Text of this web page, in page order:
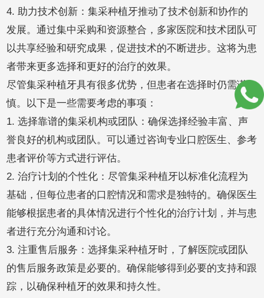
4. 助力技术创新：集采种植牙推动了技术创新和协作的
发展。通过集中采购和资源整合，多家医院和技术团队可
以共享经验和研究成果，促进技术的不断进步。这将为患
者带来更多选择和更好的治疗的效果。
尽管集采种植牙具有很多优势，但患者在选择时仍需谨
慎。以下是一些需要考虑的事项：
1. 选择靠谱的集采机构或团队：确保选择经验丰富、声
誉良好的机构或团队。可以通过咨询专业口腔医生、参考
患者评价等方式进行评估。
2. 治疗计划的个性化：尽管集采种植牙以标准化流程为
基础，但每位患者的口腔情况和需求是独特的。确保医生
能够根据患者的具体情况进行个性化的治疗计划，并与患
者进行充分沟通和讨论。
3. 注重售后服务：选择集采种植牙时，了解医院或团队
的售后服务政策是必要的。确保能够得到必要的支持和跟
踪，以确保种植牙的效果和持久性。